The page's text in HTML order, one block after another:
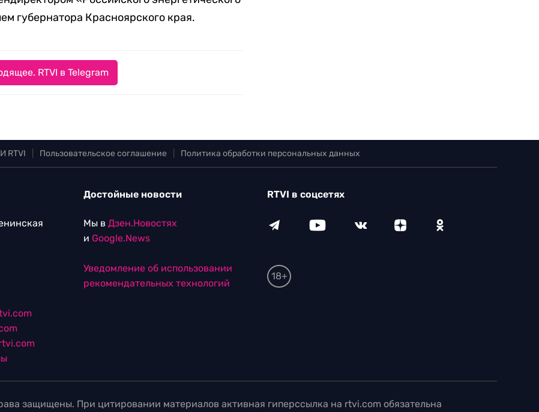
губернатора Красноярского края.
RTVI в Telegram
RTVI Пользовательское соглашение Политика обработки персональных данных
Достойные новости
Мы в Дзен.Новостях
и Google.News
Уведомление об использовании
рекомендательных технологий
RTVI в соцсетях
18+
защищены. При цитировании материалов активная гиперссылка на rtvi.com обязательна